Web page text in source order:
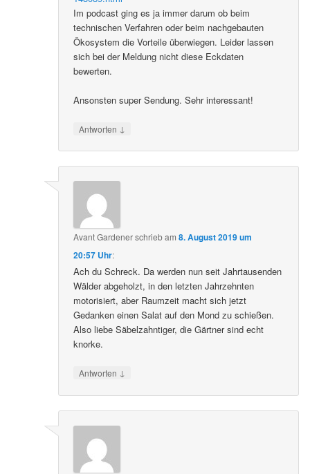
Im podcast ging es ja immer darum ob beim
technischen Verfahren oder beim nachgebauten
Ökosystem die Vorteile überwiegen. Leider lassen
sich bei der Meldung nicht diese Eckdaten
bewerten.
Ansonsten super Sendung. Sehr interessant!
Antworten ↓
Avant Gardenerschriebam8. August 2019 um
20:57 Uhr:
Ach du Schreck. Da werden nun seit Jahrtausenden
Wälder abgeholzt, in den letzten Jahrzehnten
motorisiert, aber Raumzeit macht sich jetzt
Gedanken einen Salat auf den Mond zu schießen.
Also liebe Säbelzahntiger, die Gärtner sind echt
knorke.
Antworten ↓